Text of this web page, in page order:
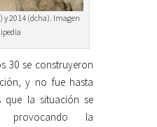
y 2014 (dcha). Imagen
30 se construyeron
y no fue hasta
que la situación se
provocando la